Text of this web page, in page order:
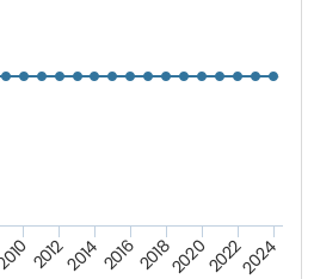
2012201420162018202020222024